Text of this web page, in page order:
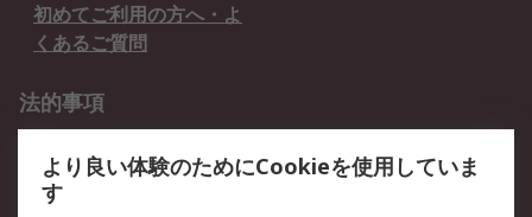
初めてご利用の方へ・よ
くあるご質問
法的事項
クッキーポリシー
より良い体験のためにCookieを使用していま
す